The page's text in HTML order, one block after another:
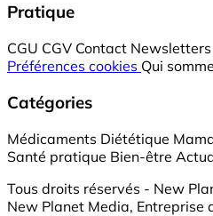
Pratique
CGU CGV Contact Newsletters
Préférences cookies Qui
Catégories
Médicaments Diététique
Santé pratique Bien-être
Tous droits réservés - New
New Planet Media, Entreprise